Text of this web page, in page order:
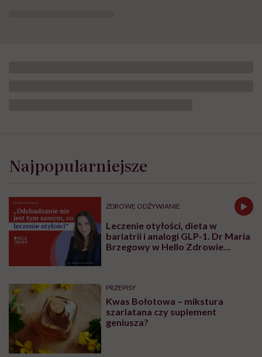
Najpopularniejsze
ZDROWE ODŻYWIANIE
Leczenie otyłości, dieta w
bariatrii i analogi GLP-1. Dr Maria
Brzegowy w Hello Zdrowie
PRZEPISY
Kwas Bołotowa – mikstura
szarlatana czy suplement
geniusza?